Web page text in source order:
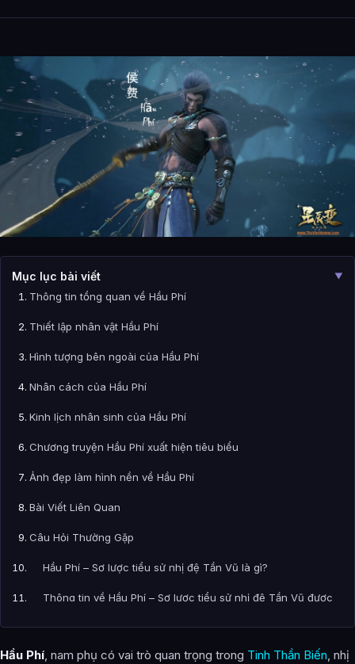
Mục lục bài viết ▼
Thông tin tổng quan về Hầu Phí
Thiết lập nhân vật Hầu Phí
Hình tượng bên ngoài của Hầu Phí
Nhân cách của Hầu Phí
Kinh lịch nhân sinh của Hầu Phí
Chương truyện Hầu Phí xuất hiện tiêu biểu
Ảnh đẹp làm hình nền về Hầu Phí
Bài Viết Liên Quan
Câu Hỏi Thường Gặp
Hầu Phí – Sơ lược tiểu sử nhị đệ Tần Vũ là gì?
Thông tin về Hầu Phí – Sơ lược tiểu sử nhị đệ Tần Vũ được
Hầu Phí, nam phụ có vai trò quan trọng trong Tinh Thần Biến, nhị